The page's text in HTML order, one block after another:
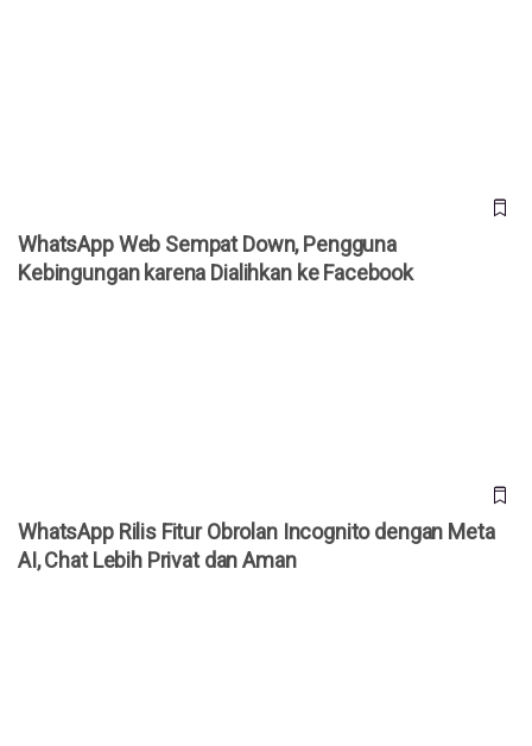
WhatsApp Web Sempat Down, Pengguna
Kebingungan karena Dialihkan ke Facebook
WhatsApp Rilis Fitur Obrolan Incognito dengan Meta
AI, Chat Lebih Privat dan Aman